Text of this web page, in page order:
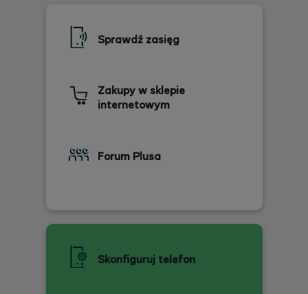
Sprawdź zasięg
Zakupy w sklepie
internetowym
Forum Plusa
Skonfiguruj telefon